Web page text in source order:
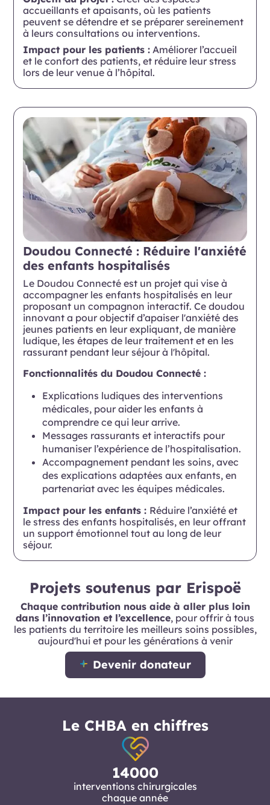
accueillants et apaisants, où les patients
peuvent se détendre et se préparer sereinement
à leurs consultations ou interventions.
Impact pour les patients : Améliorer l’accueil
et le confort des patients, et réduire leur stress
lors de leur venue à l’hôpital.
Doudou Connecté : Réduire l'anxiété
des enfants hospitalisés
Le Doudou Connecté est un projet qui vise à
accompagner les enfants hospitalisés en leur
proposant un compagnon interactif. Ce doudou
innovant a pour objectif d’apaiser l'anxiété des
jeunes patients en leur expliquant, de manière
ludique, les étapes de leur traitement et en les
rassurant pendant leur séjour à l'hôpital.
Fonctionnalités du Doudou Connecté :
Explications ludiques des interventions
médicales, pour aider les enfants à
comprendre ce qui leur arrive.
Messages rassurants et interactifs pour
humaniser l’expérience de l’hospitalisation.
Accompagnement pendant les soins, avec
des explications adaptées aux enfants, en
partenariat avec les équipes médicales.
Impact pour les enfants : Réduire l’anxiété et
le stress des enfants hospitalisés, en leur offrant
un support émotionnel tout au long de leur
séjour.
Projets soutenus par Erispoë
Chaque contribution nous aide à aller plus loin
dans l’innovation et l’excellence, pour offrir à tous
les patients du territoire les meilleurs soins possibles,
aujourd'hui et pour les générations à venir
Devenir donateur
Le CHBA en chiffres
14000
interventions chirurgicales
chaque année